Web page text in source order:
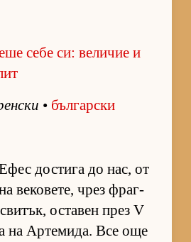
себе си: величие и
• бъл­гар­ски
дос­тига до нас, от
ве­ко­ве­те, чрез фраг­
ос­та­вен през V
на Ар­те­ми­да. Все още